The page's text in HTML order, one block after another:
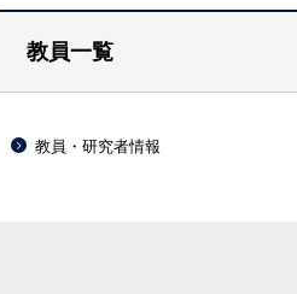
教員一覧
教員・研究者情報